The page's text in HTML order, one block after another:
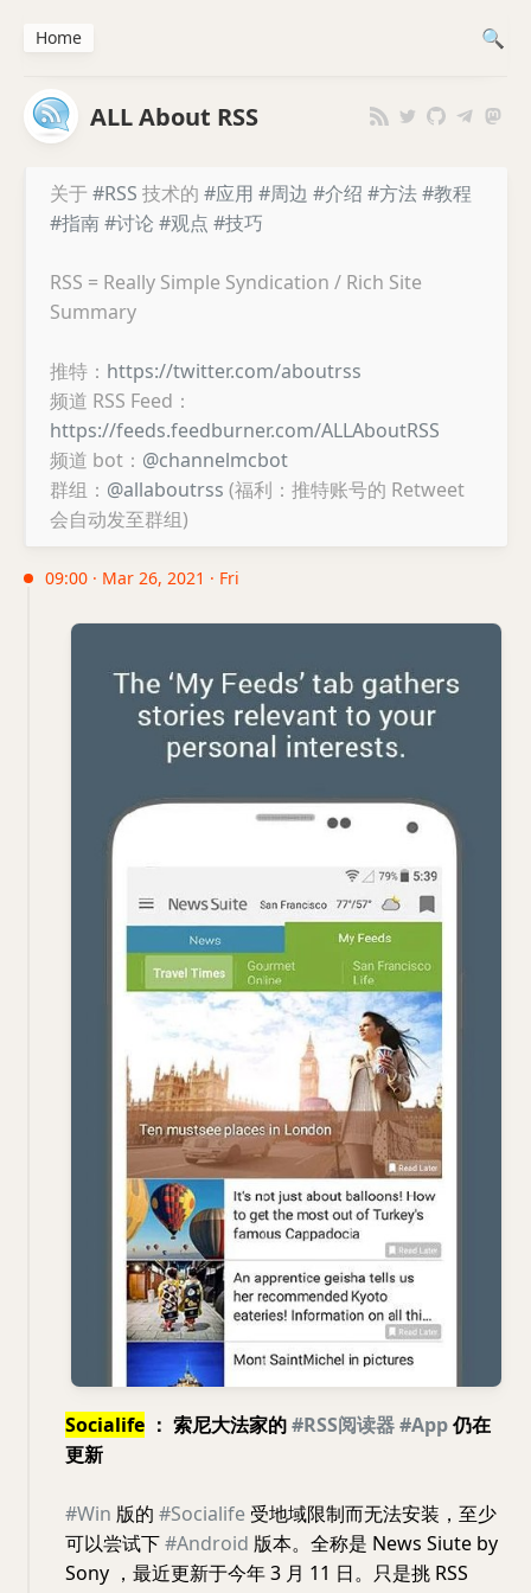
ALL About RSS
关于 #RSS 技术的 #应用 #周边 #介绍 #方法#教程
#指南#讨论 #观点 #技巧
RSS = Really Simple Syndication / Rich Site
Summary
推特： https://twitter.com/aboutrss
频道 RSS Feed：
https://feeds.feedburner.com/ALLAboutRSS
频道 bot： @channelmcbot
群组： @allaboutrss (福利：推特账号的 Retweet
会自动发至群组)
09:00 · Mar 26, 2021 · Fri
Socialife ： 索尼大法家的#RSS阅读器#App仍在
更新
#Win 版的 #Socialife 受地域限制而无法安装，至少
可以尝试下#Android 版本。全称是 News Siute by
Sony ，最近更新于今年 3 月 11 日。只是挑 RSS
Home